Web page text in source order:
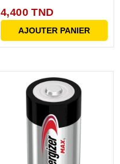
4,400 TND
AJOUTER PANIER